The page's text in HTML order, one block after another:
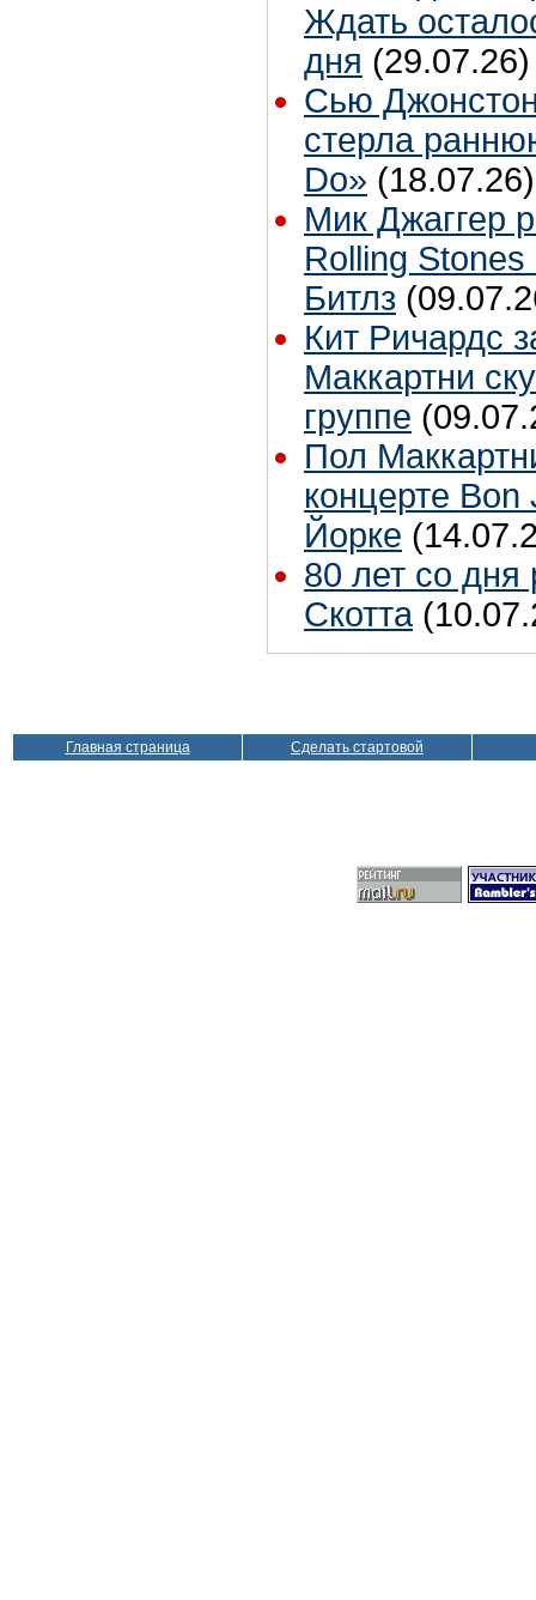
Ждать
дня (29.07.26)
Сью
стерла
Do» (18.07.26)
Мик Джаггер
Rolling Stones
Битлз
Кит Ричардс
Маккартни
группе
Пол
концерте
Йорке
80 лет со
Скотта
Главная страница Сделать стартовой